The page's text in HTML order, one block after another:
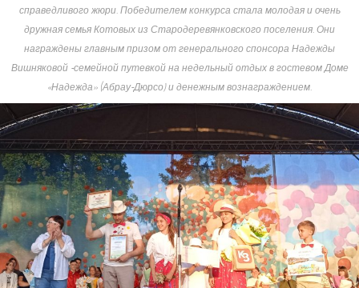
справедливого жюри. Победителем конкурса стала молодая и очень
дружная семья Котовых из Стародеревянковского поселения. Они
награждены главным призом от генерального спонсора Надежды
Вишняковой -семейной путевкой на недельный отдых в гостевом Доме
«Надежда» (Абрау-Дюрсо) и денежным вознаграждением.